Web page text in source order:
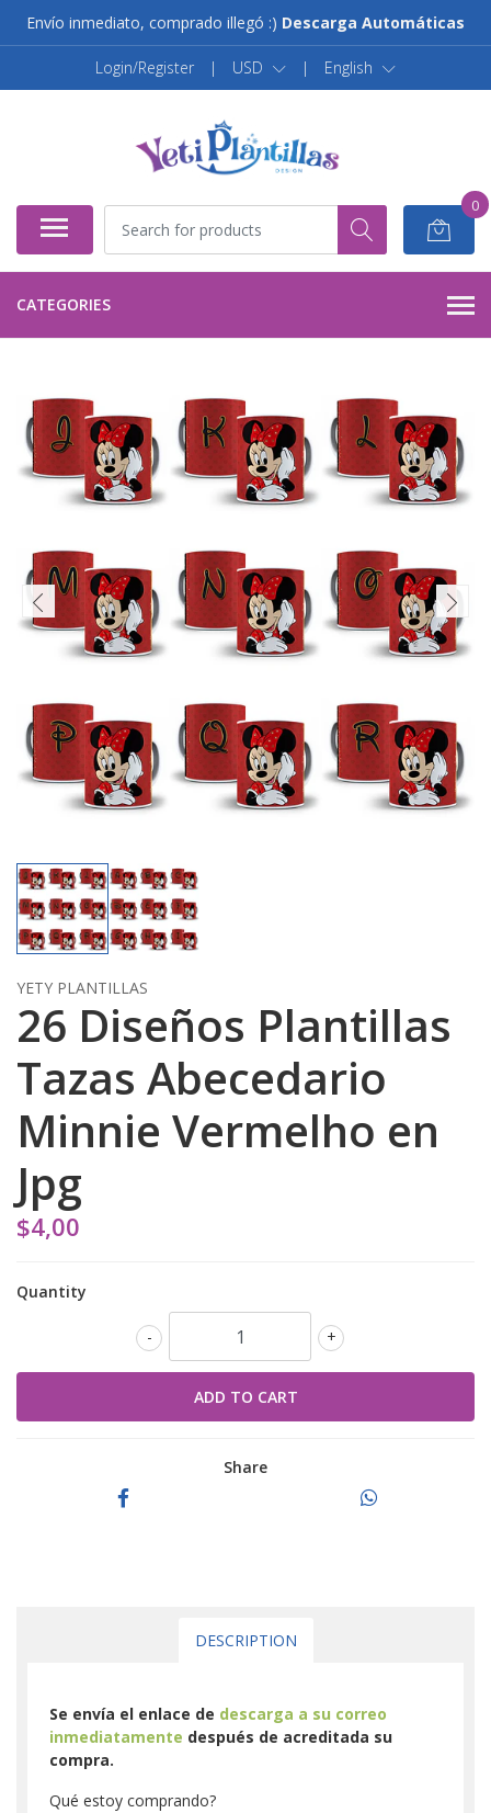
Envío inmediato, comprado illegó :) Descarga Automáticas
Login/Register | USD | English
0
CATEGORIES
YETY PLANTILLAS
26 Diseños Plantillas
Tazas Abecedario
Minnie Vermelho en
Jpg
$4,00
Quantity
+
-
Share
DESCRIPTION
Se envía el enlace de descarga a su correo
inmediatamente después de acreditada su
compra.
Qué estoy comprando?